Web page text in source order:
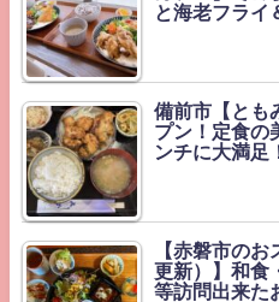
と海老フライ
備前市【とも
プン！定食の
ンチに大満足
【赤磐市の
更新）】和食
等訪問出来